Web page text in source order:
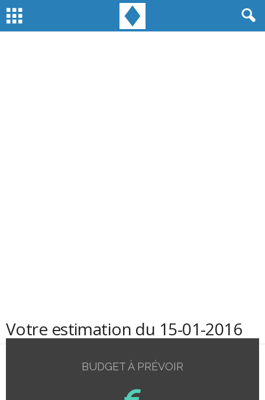
Votre estimation du 15-01-2016
BUDGET À PRÉVOIR